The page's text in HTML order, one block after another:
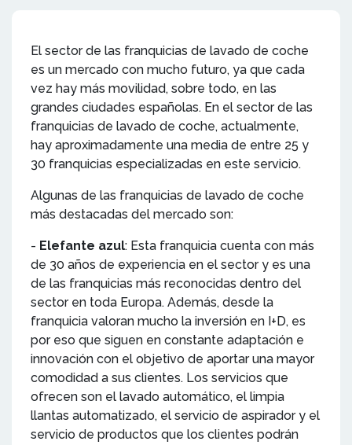
El sector de las franquicias de lavado de coche
es un mercado con mucho futuro, ya que cada
vez hay más movilidad, sobre todo, en las
grandes ciudades españolas. En el sector de las
franquicias de lavado de coche, actualmente,
hay aproximadamente una media de entre 25 y
30 franquicias especializadas en este servicio.
Algunas de las franquicias de lavado de coche
más destacadas del mercado son:
- Elefante azul: Esta franquicia cuenta con más
de 30 años de experiencia en el sector y es una
de las franquicias más reconocidas dentro del
sector en toda Europa. Además, desde la
franquicia valoran mucho la inversión en I+D, es
por eso que siguen en constante adaptación e
innovación con el objetivo de aportar una mayor
comodidad a sus clientes. Los servicios que
ofrecen son el lavado automático, el limpia
llantas automatizado, el servicio de aspirador y el
servicio de productos que los clientes podrán